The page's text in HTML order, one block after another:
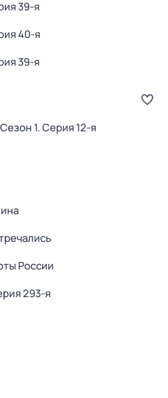
39-я
40-я
39-я
1. Серия 12-я
России
293-я